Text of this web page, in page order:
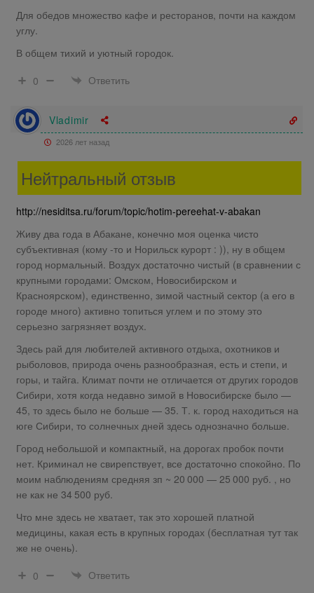
Для обедов множество кафе и ресторанов, почти на каждом
углу.
В общем тихий и уютный городок.
0
Ответить
Vladimir
2026 лет назад
Нейтральный отзыв
http://nesiditsa.ru/forum/topic/hotim-pereehat-v-abakan
Живу два года в Абакане, конечно моя оценка чисто
субъективная (кому -то и Норильск курорт : )), ну в общем
город нормальный. Воздух достаточно чистый (в сравнении с
крупными городами: Омском, Новосибирском и
Красноярском), единственно, зимой частный сектор (а его в
городе много) активно топиться углем и по этому это
серьезно загрязняет воздух.
Здесь рай для любителей активного отдыха, охотников и
рыболовов, природа очень разнообразная, есть и степи, и
горы, и тайга. Климат почти не отличается от других городов
Сибири, хотя когда недавно зимой в Новосибирске было —
45, то здесь было не больше — 35. Т. к. город находиться на
юге Сибири, то солнечных дней здесь однозначно больше.
Город небольшой и компактный, на дорогах пробок почти
нет. Криминал не свирепствует, все достаточно спокойно. По
моим наблюдениям средняя зп ~ 20 000 — 25 000 руб. , но
не как не 34 500 руб.
Что мне здесь не хватает, так это хорошей платной
медицины, какая есть в крупных городах (бесплатная тут так
же не очень).
0
Ответить